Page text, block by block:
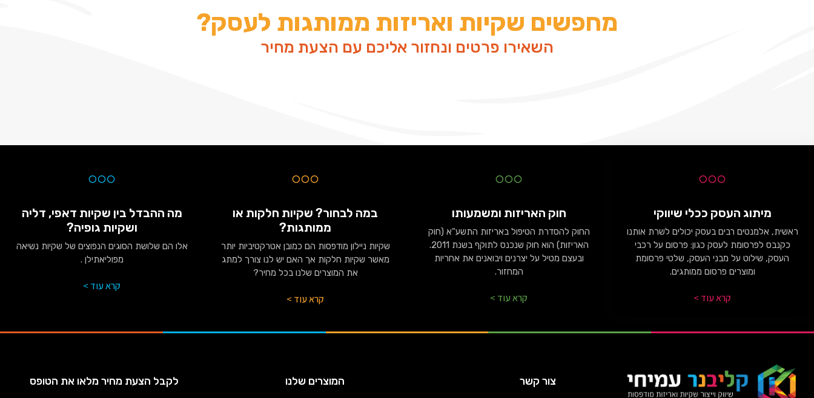
מחפשים שקיות ואריזות ממותגות לעסק?
השאירו פרטים ונחזור אליכם עם הצעת מחיר
מיתוג העסק ככלי שיווקי
ראשית, אלמנטים רבים בעסק יכולים לשרת אותנו
כקנבס לפרסומת לעסק כגון: פרסום על רכבי
העסק, שילוט על מבני העסק, שלטי פרסומת
ומוצרים פרסום ממותגים.
קרא עוד >
חוק האריזות ומשמעותו
החוק להסדרת הטיפול באריזות התשע"א (חוק
האריזות) הוא חוק שנכנס לתוקף בשנת 2011.
ובעצם מטיל על יצרנים ויבואנים את אחריות
המחזור.
קרא עוד >
במה לבחור? שקיות חלקות או
ממותגות?
שקיות ניילון מודפסות הם כמובן אטרקטיביות יותר
מאשר שקיות חלקות אך האם יש לנו צורך למתג
את המוצרים שלנו בכל מחיר?
קרא עוד >
מה ההבדל בין שקיות דאפי, דליה
ושקיות גופיה?
אלו הם שלושת הסוגים הנפוצים של שקיות נשיאה
מפוליאתילן .
קרא עוד >
צור קשר המוצרים שלנו לקבל הצעת מחיר מלאו את הטופס